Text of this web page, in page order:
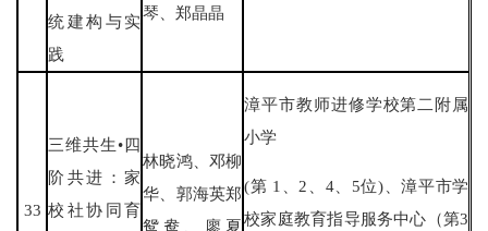
统建构与实
践
琴、郑晶晶
33
三维共生•四
阶共进：家
校社协同育
林晓鸿、邓柳
华、郭海英郑
鸳鸯、廖夏
漳平市教师进修学校第二附属
小学
(第 1、2、4、5位)、漳平市学
校家庭教育指导服务中心（第3